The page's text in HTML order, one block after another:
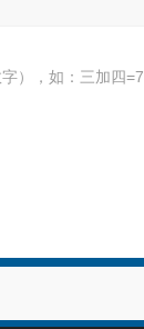
），如：三加四=7